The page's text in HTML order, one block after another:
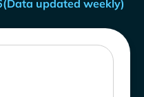
(Data updated weekly)